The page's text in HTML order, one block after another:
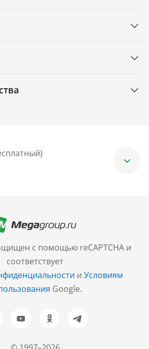
с помощью reCAPTCHA и
соответствует
и Условиям
Google.
10
33
93